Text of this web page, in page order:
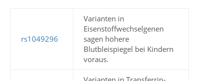
rs1049296
Varianten in
Eisenstoffwechselgenen
sagen höhere
Blutbleispiegel bei Kindern
voraus.